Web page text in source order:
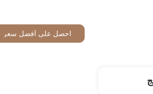
احصل على أفضل سعر